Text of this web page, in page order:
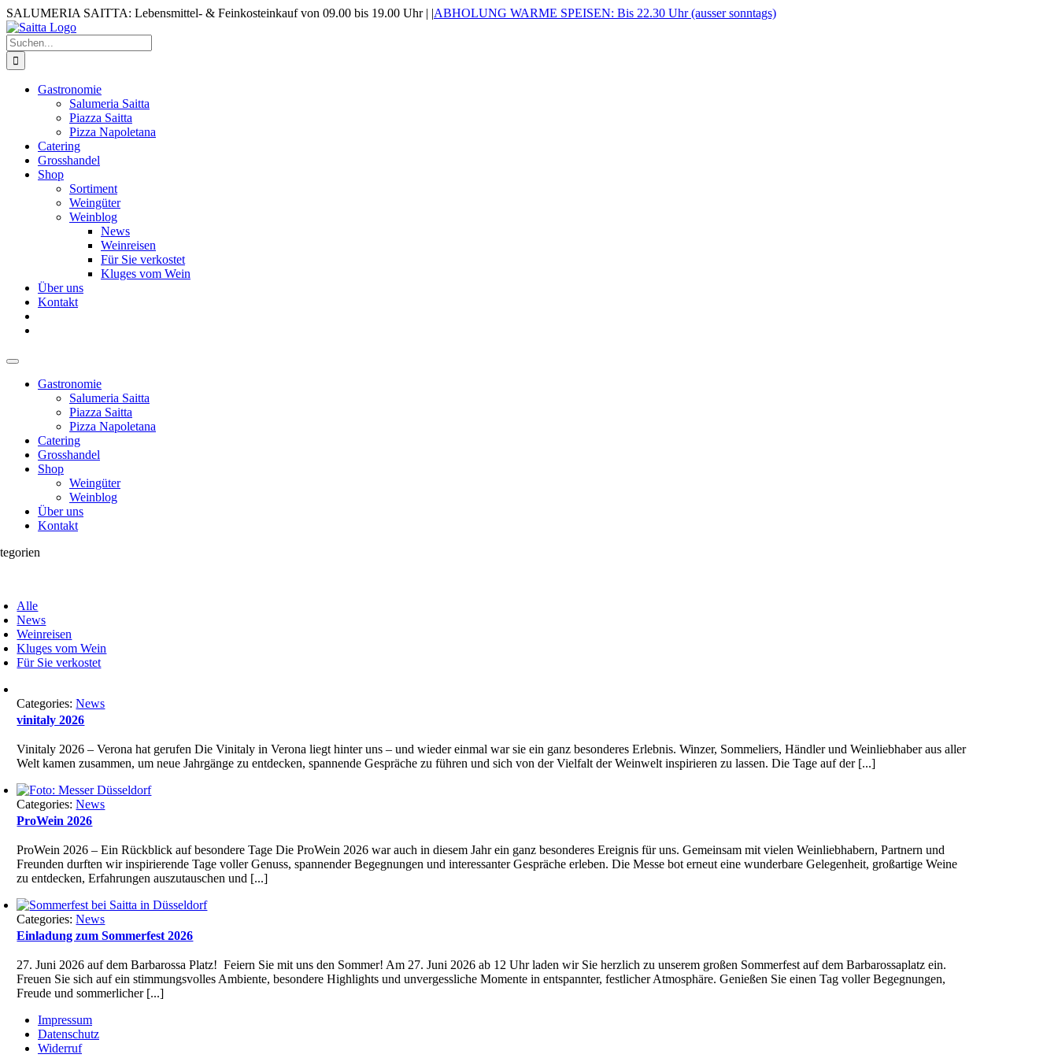
Zum
Inhalt
springen
SALUMERIA SAITTA: Lebensmittel- & Feinkosteinkauf von 09.00 bis 19.00 Uhr | |ABHOLUNG WARME SPEISEN: Bis 22.30 Uhr (ausser sonntags)
Suche
nach:
Gastronomie
Salumeria Saitta
Piazza Saitta
Pizza Napoletana
Catering
Grosshandel
Shop
Sortiment
Weingüter
Weinblog
News
Weinreisen
Für Sie verkostet
Kluges vom Wein
Über uns
Kontakt
Gastronomie
Salumeria Saitta
Piazza Saitta
Pizza Napoletana
Catering
Grosshandel
Shop
Weingüter
Weinblog
Über uns
Kontakt
Alle
News
Weinreisen
Kluges vom Wein
Für Sie verkostet
Categories:News
vinitaly 2026
Vinitaly 2026 – Verona hat gerufen Die Vinitaly in Verona liegt hinter uns – und wieder einmal war sie ein ganz besonderes Erlebnis. Winzer, Sommeliers, Händler und Weinliebhaber aus aller
Welt kamen zusammen, um neue Jahrgänge zu entdecken, spannende Gespräche zu führen und sich von der Vielfalt der Weinwelt inspirieren zu lassen. Die Tage auf der [...]
Categories:News
ProWein 2026
ProWein 2026 – Ein Rückblick auf besondere Tage Die ProWein 2026 war auch in diesem Jahr ein ganz besonderes Ereignis für uns. Gemeinsam mit vielen Weinliebhabern, Partnern und
Freunden durften wir inspirierende Tage voller Genuss, spannender Begegnungen und interessanter Gespräche erleben. Die Messe bot erneut eine wunderbare Gelegenheit, großartige Weine
zu entdecken, Erfahrungen auszutauschen und [...]
Categories:News
Einladung zum Sommerfest 2026
27. Juni 2026 auf dem Barbarossa Platz! Feiern Sie mit uns den Sommer! Am 27. Juni 2026 ab 12 Uhr laden wir Sie herzlich zu unserem großen Sommerfest auf dem Barbarossaplatz ein.
Freuen Sie sich auf ein stimmungsvolles Ambiente, besondere Highlights und unvergessliche Momente in entspannter, festlicher Atmosphäre. Genießen Sie einen Tag voller Begegnungen,
Freude und sommerlicher [...]
Impressum
Datenschutz
Widerruf